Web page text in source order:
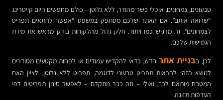
טבעונים, צמחונים, אוכלי כשר־מהודר, ללא גלוטן – כולם מחפשים היום קייטרינג
“שרואה אותם”. אם האתר שלכם מסתפק במשפט “אפשר להתאים תפריט
לצמחונים”, זה מרגיש כמו ויתור. חלק גדול מהלקוחות בודק מראש את מידת
הגמישות שלכם.
לכן, בבניית אתר חדש, כדאי להקדיש עמודים או לפחות מקטעים מסודרים
לנושא הזה: להראות תפריט טבעוני לדוגמה, תפריט ללא גלוטן, לציין האם
המטבח מותאם לכך, ואולי – וזה כבר מתקדם – לאפשר סינון תפריטים לפי
העדפות תזונה.